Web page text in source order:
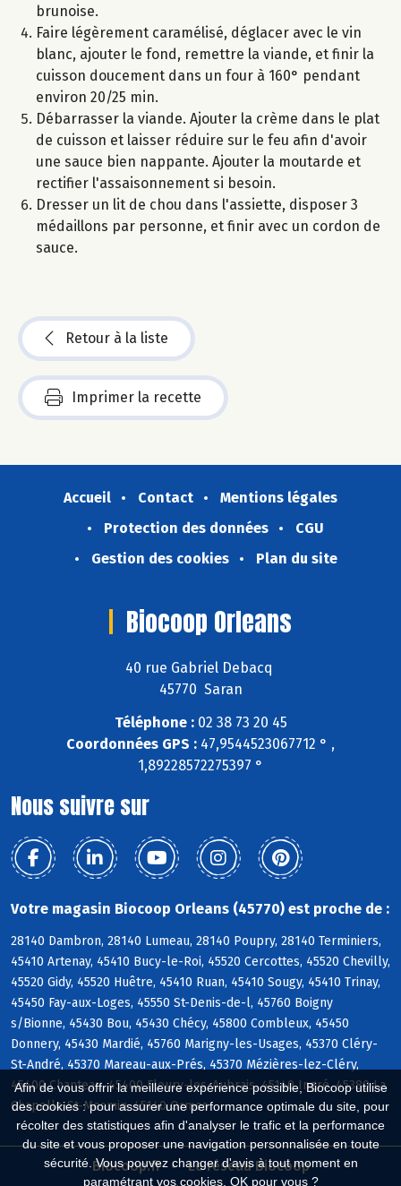
Afin de vous offrir la meilleure expérience possible, Biocoop utilise
des cookies : pour assurer une performance optimale du site, pour
récolter des statistiques afin d'analyser le trafic et la performance
du site et vous proposer une navigation personnalisée en toute
sécurité. Vous pouvez changer d'avis à tout moment en
paramétrant vos cookies. OK pour vous ?
brunoise.
Faire légèrement caramélisé, déglacer avec le vin
blanc, ajouter le fond, remettre la viande, et finir la
cuisson doucement dans un four à 160° pendant
environ 20/25 min.
Débarrasser la viande. Ajouter la crème dans le plat
de cuisson et laisser réduire sur le feu afin d'avoir
une sauce bien nappante. Ajouter la moutarde et
rectifier l'assaisonnement si besoin.
Dresser un lit de chou dans l'assiette, disposer 3
médaillons par personne, et finir avec un cordon de
sauce.
Retour à la liste
Imprimer la recette
Accueil Contact
Mentions légales
Protection des données
CGU
Gestion des cookies
Plan du site
Biocoop Orleans
40 rue Gabriel Debacq
45770 Saran
Téléphone :02 38 73 20 45
Coordonnées GPS : 47,9544523067712 ° ,
1,89228572275397 °
Nous suivre sur
Votre magasin Biocoop Orleans (45770) est proche de :
28140 Dambron, 28140 Lumeau, 28140 Poupry, 28140 Terminiers,
45410 Artenay, 45410 Bucy-le-Roi, 45520 Cercottes, 45520 Chevilly,
45520 Gidy, 45520 Huêtre, 45410 Ruan, 45410 Sougy, 45410 Trinay,
45450 Fay-aux-Loges, 45550 St-Denis-de-l, 45760 Boigny
s/Bionne, 45430 Bou, 45430 Chécy, 45800 Combleux, 45450
Donnery, 45430 Mardié, 45760 Marigny-les-Usages, 45370 Cléry-
St-André, 45370 Mareau-aux-Prés, 45370 Mézières-lez-Cléry,
45400 Chanteau, 45400 Fleury-les-Aubrais, 45140 Ingré, 45380 La
Chapelle-St-Mesmin, 45140 Ormes
Biocoop.fr
Le réseau Biocoop